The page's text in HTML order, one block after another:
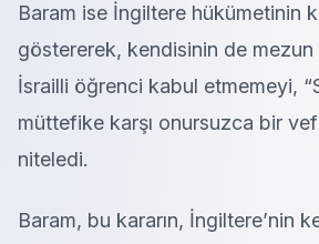
Baram ise İngiltere hükümetinin
göstererek, kendisinin de
İsrailli öğrenci kabul etmemeyi,
müttefike karşı onursuzca bir
niteledi.
Baram, bu kararın, İngiltere’nin